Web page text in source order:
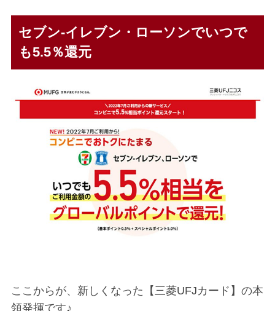
セブン-イレブン・ローソンでいつで
も5.5％還元
ここからが、新しくなった【三菱UFJカード】の本
領発揮です♪